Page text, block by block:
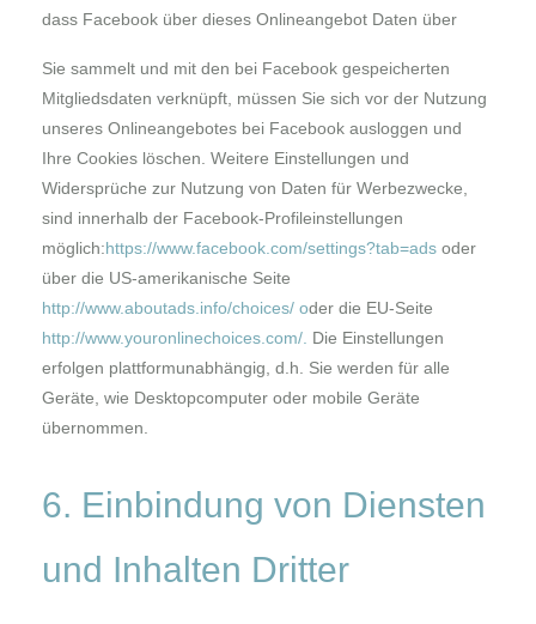
dass Facebook über dieses Onlineangebot Daten über
Sie sammelt und mit den bei Facebook gespeicherten
Mitgliedsdaten verknüpft, müssen Sie sich vor der Nutzung
unseres Onlineangebotes bei Facebook ausloggen und
Ihre Cookies löschen. Weitere Einstellungen und
Widersprüche zur Nutzung von Daten für Werbezwecke,
sind innerhalb der Facebook-Profileinstellungen
möglich:https://www.facebook.com/settings?tab=ads oder
über die US-amerikanische Seite
http://www.aboutads.info/choices/ oder die EU-Seite
http://www.youronlinechoices.com/ Die Einstellungen
erfolgen plattformunabhängig, d.h. Sie werden für alle
Geräte, wie Desktopcomputer oder mobile Geräte
übernommen.
6. Einbindung von Diensten
und Inhalten Dritter